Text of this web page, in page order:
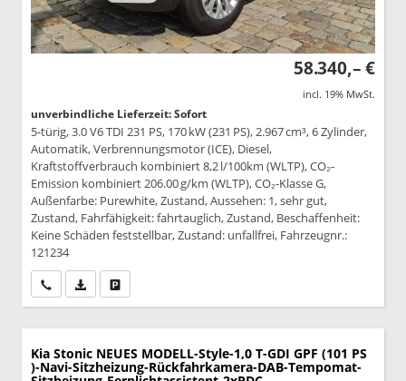
58.340,– €
incl. 19% MwSt.
unverbindliche Lieferzeit: Sofort
5-türig, 3.0 V6 TDI 231 PS, 170 kW (231 PS), 2.967 cm³, 6 Zylinder,
Automatik, Verbrennungsmotor (ICE), Diesel,
Kraftstoffverbrauch kombiniert 8,2 l/100km (WLTP), CO₂-
Emission kombiniert 206.00 g/km (WLTP), CO₂-Klasse G,
Außenfarbe: Purewhite, Zustand, Aussehen: 1, sehr gut,
Zustand, Fahrfähigkeit: fahrtauglich, Zustand, Beschaffenheit:
Keine Schäden feststellbar, Zustand: unfallfrei, Fahrzeugnr.:
121234
Wir rufen Sie anPDF-Datei, Fahrzeugexposé drucken
Kia Stonic NEUES MODELL-Style-1,0 T-GDI GPF (101 PS
)-Navi-Sitzheizung-Rückfahrkamera-DAB-Tempomat-